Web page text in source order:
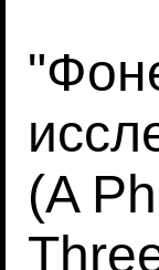
(A